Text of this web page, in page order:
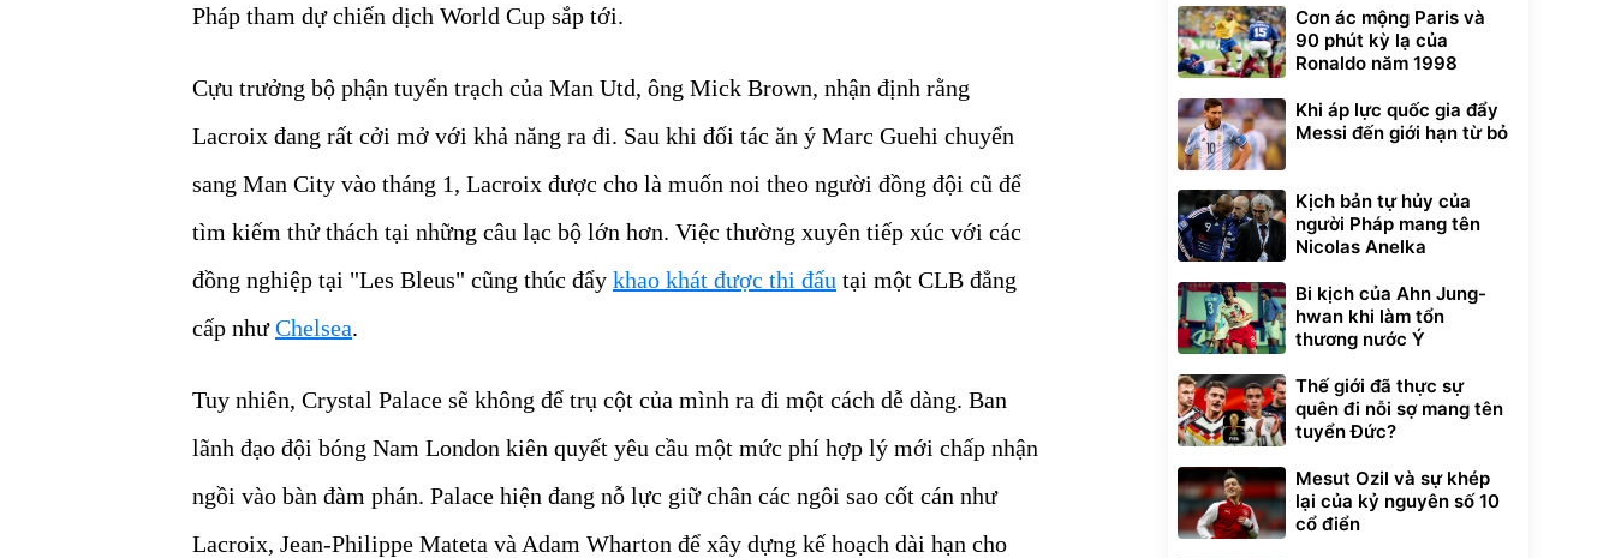
Pháp tham dự chiến dịch World Cup sắp tới.
Cựu trưởng bộ phận tuyển trạch của Man Utd, ông Mick Brown, nhận định rằng
Lacroix đang rất cởi mở với khả năng ra đi. Sau khi đối tác ăn ý Marc Guehi chuyển
sang Man City vào tháng 1, Lacroix được cho là muốn noi theo người đồng đội cũ để
tìm kiếm thử thách tại những câu lạc bộ lớn hơn. Việc thường xuyên tiếp xúc với các
đồng nghiệp tại "Les Bleus" cũng thúc đẩy khao khát được thi đấu tại một CLB đẳng
cấp nhưChelsea.
Tuy nhiên, Crystal Palace sẽ không để trụ cột của mình ra đi một cách dễ dàng. Ban
lãnh đạo đội bóng Nam London kiên quyết yêu cầu một mức phí hợp lý mới chấp nhận
ngồi vào bàn đàm phán. Palace hiện đang nỗ lực giữ chân các ngôi sao cốt cán như
Lacroix, Jean-Philippe Mateta và Adam Wharton để xây dựng kế hoạch dài hạn cho
Cơn ác mộng Paris và
90 phút kỳ lạ của
Ronaldo năm 1998
Khi áp lực quốc gia đẩy
Messi đến giới hạn từ bỏ
Kịch bản tự hủy của
người Pháp mang tên
Nicolas Anelka
Bi kịch của Ahn Jung-
hwan khi làm tổn
thương nước Ý
Thế giới đã thực sự
quên đi nỗi sợ mang tên
tuyển Đức?
Mesut Ozil và sự khép
lại của kỷ nguyên số 10
cổ điển